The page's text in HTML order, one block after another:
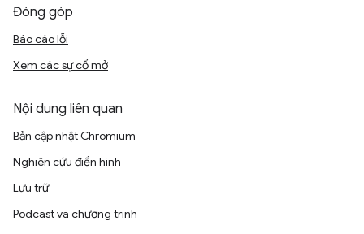
Đóng góp
Báo cáo lỗi
Xem các sự cố mở
Nội dung liên quan
Bản cập nhật Chromium
Nghiên cứu điển hình
Lưu trữ
Podcast và chương trình